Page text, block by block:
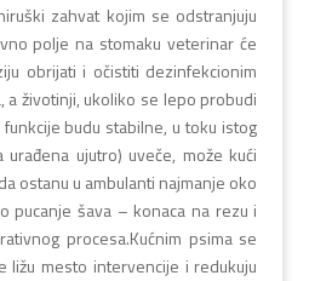
zahvat kojim se odstranjuju
polje na stomaku veterinar će
obrijati i očistiti dezinfekcionim
a životinji, ukoliko se lepo probudi
budu stabilne, u toku istog
ujutro) uveče, može kući
ostanu u ambulanti najmanje oko
pucanje šava – konaca na rezu i
procesa.Kućnim psima se
ližu mesto intervencije i redukuju